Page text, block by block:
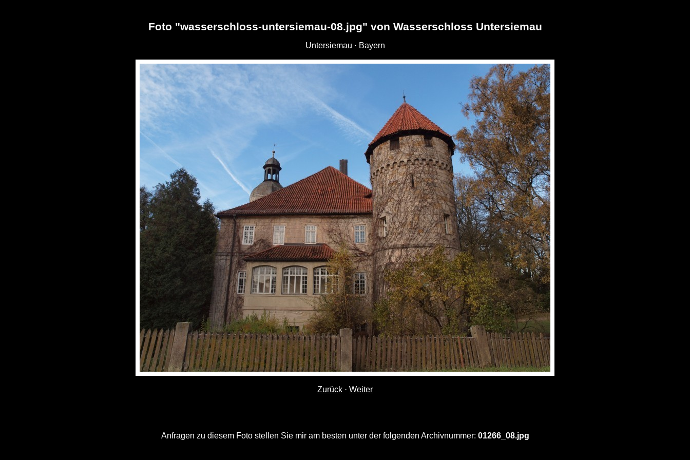
Foto "wasserschloss-untersiemau-08.jpg" von Wasserschloss Untersiemau
Untersiemau · Bayern
Zurück · Weiter
Anfragen zu diesem Foto stellen Sie mir am besten unter der folgenden Archivnummer: 01266_08.jpg